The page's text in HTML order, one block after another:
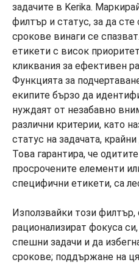
Функцията за
екипите бързо да
нуждаят от незабавно
различни критерии, като
статус на задачата,
Това гарантира, че
просрочените елементи
специфични етикети, са
Използвайки този филтър,
рационализират фокуса
спешни задачи и да
срокове; поддържане на